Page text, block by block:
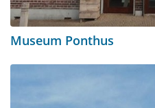
Museum Ponthus